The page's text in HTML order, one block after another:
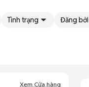
Tình trạng Đăng bởi
Xem Cửa hàng